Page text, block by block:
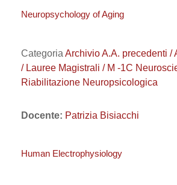
Neuropsychology of Aging
Categoria Archivio A.A. precedenti /
/ Lauree Magistrali / M -1C
Riabilitazione Neuropsicologica
Docente: Patrizia Bisiacchi
Human Electrophysiology